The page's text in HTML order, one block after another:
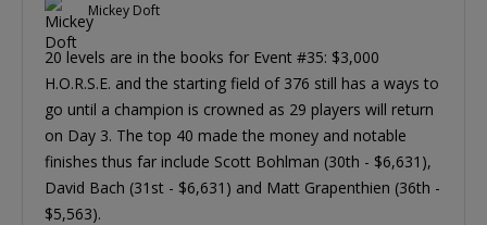
Mickey Doft
20 levels are in the books for Event #35: $3,000
H.O.R.S.E. and the starting field of 376 still has a ways to
go until a champion is crowned as 29 players will return
on Day 3. The top 40 made the money and notable
finishes thus far include Scott Bohlman (30th - $6,631),
David Bach (31st - $6,631) and Matt Grapenthien (36th -
$5,563).